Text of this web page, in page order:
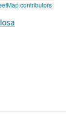
contributors